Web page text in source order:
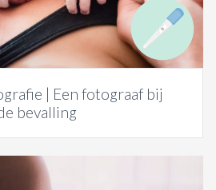
| Een fotograaf bij
bevalling